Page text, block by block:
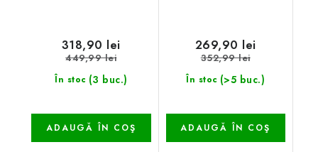
În stoc (3 buc.)
318,90 lei
449,99 lei
ADAUGĂ ÎN COŞ
În stoc (>5 buc.)
269,90 lei
352,99 lei
ADAUGĂ ÎN COŞ